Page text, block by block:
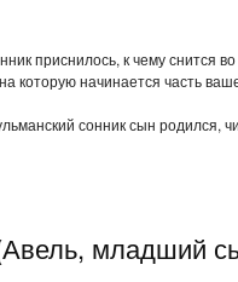
приснилось, к чему снится
которую начинается часть
сонник сын родился,
младший